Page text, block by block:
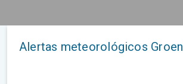
Alertas meteorológicos